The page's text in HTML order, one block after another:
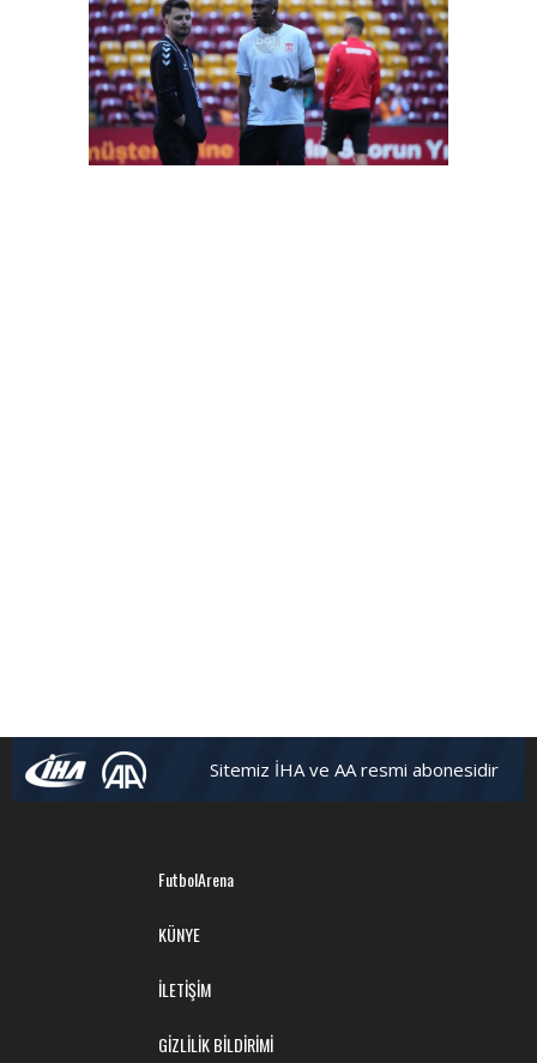
Sitemiz İHA ve AA resmi abonesidir
FutbolArena
KÜNYE
İLETİŞİM
GİZLİLİK BİLDİRİMİ